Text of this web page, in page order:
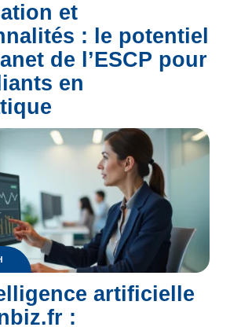
et
: le potentiel
de l’ESCP pour
en
artificielle
: